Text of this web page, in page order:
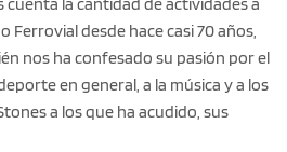
cuenta la cantidad de actividades a
Ferrovial desde hace casi 70 años,
nos ha confesado su pasión por el
en general, a la música y a los
a los que ha acudido, sus